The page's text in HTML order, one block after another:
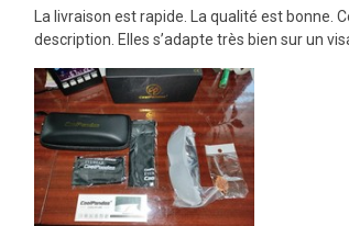
Note5sur
5La livraison est rapide. La qualité est bonne.
description. Elles s’adapte très bien sur un